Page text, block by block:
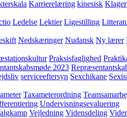
Karrierelæring kinesisk Klager
Ledelse Lektier Ligestilling
Nedskæringer Nudansk Ny lærer
Praksisfaglighed
2023
serviceeftersyn Sexchikane
Taxameterordning
Undervisningsevaluering
Vejledning Vidensdeling